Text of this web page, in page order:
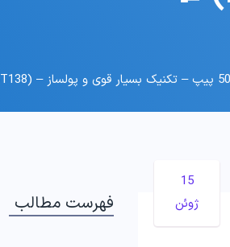
15
ژوئن
فهرست مطالب